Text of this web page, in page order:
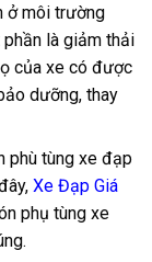
ở môi trường
là giảm thải
của xe có được
dưỡng, thay
phù tùng xe đạp
Xe Đạp Giá
phụ tùng xe